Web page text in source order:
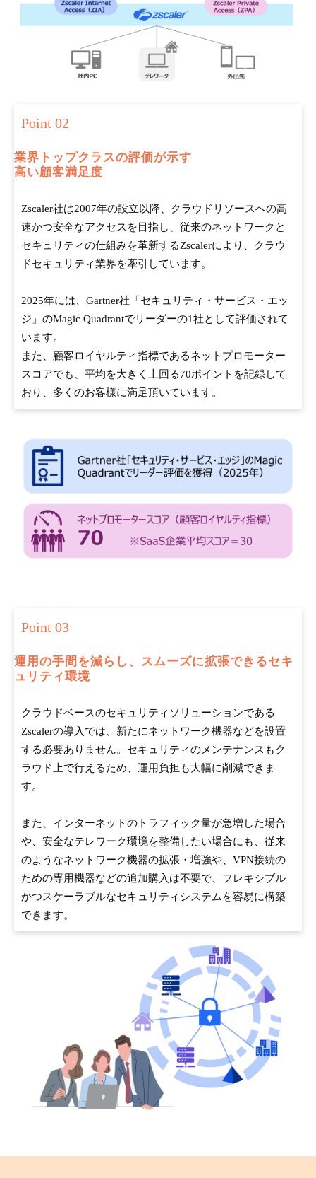
Point 02
業界トップクラスの評価が示す
高い顧客満足度
Zscaler社は2007年の設立以降、クラウドリソースへの高
速かつ安全なアクセスを目指し、従来のネットワークと
セキュリティの仕組みを革新するZscalerにより、クラウ
ドセキュリティ業界を牽引しています。
2025年には、Gartner社「セキュリティ・サービス・エッ
ジ」のMagic Quadrantでリーダーの1社として評価されて
います。
また、顧客ロイヤルティ指標であるネットプロモーター
スコアでも、平均を大きく上回る70ポイントを記録して
おり、多くのお客様に満足頂いています。
Point 03
運用の手間を減らし、スムーズに拡張できるセキ
ュリティ環境
クラウドベースのセキュリティソリューションである
Zscalerの導入では、新たにネットワーク機器などを設置
する必要ありません。セキュリティのメンテナンスもク
ラウド上で行えるため、運用負担も大幅に削減できま
す。
また、インターネットのトラフィック量が急増した場合
や、安全なテレワーク環境を整備したい場合にも、従来
のようなネットワーク機器の拡張・増強や、VPN接続の
ための専用機器などの追加購入は不要で、フレキシブル
かつスケーラブルなセキュリティシステムを容易に構築
できます。